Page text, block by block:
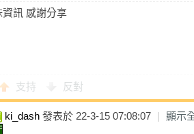
資訊 感謝分享
支持 反對
ki_dash 發表於 22-3-15 07:08:07 | 顯示